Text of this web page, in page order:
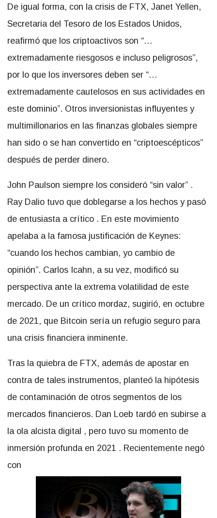
De igual forma, con la crisis de FTX, Janet Yellen,
Secretaria del Tesoro de los Estados Unidos,
reafirmó que los criptoactivos son “…
extremadamente riesgosos e incluso peligrosos”,
por lo que los inversores deben ser “…
extremadamente cautelosos en sus actividades en
este dominio”. Otros inversionistas influyentes y
multimillonarios en las finanzas globales siempre
han sido o se han convertido en “criptoescépticos”
después de perder dinero.
John Paulson siempre los consideró “sin valor” .
Ray Dalio tuvo que doblegarse a los hechos y pasó
de entusiasta a crítico . En este movimiento
apelaba a la famosa justificación de Keynes:
“cuando los hechos cambian, yo cambio de
opinión”. Carlos Icahn, a su vez, modificó su
perspectiva ante la extrema volatilidad de este
mercado. De un crítico mordaz, sugirió, en octubre
de 2021, que Bitcoin sería un refugio seguro para
una crisis financiera inminente.
Tras la quiebra de FTX, además de apostar en
contra de tales instrumentos, planteó la hipótesis
de contaminación de otros segmentos de los
mercados financieros. Dan Loeb tardó en subirse a
la ola alcista digital , pero tuvo su momento de
inmersión profunda en 2021 . Recientemente negó
con